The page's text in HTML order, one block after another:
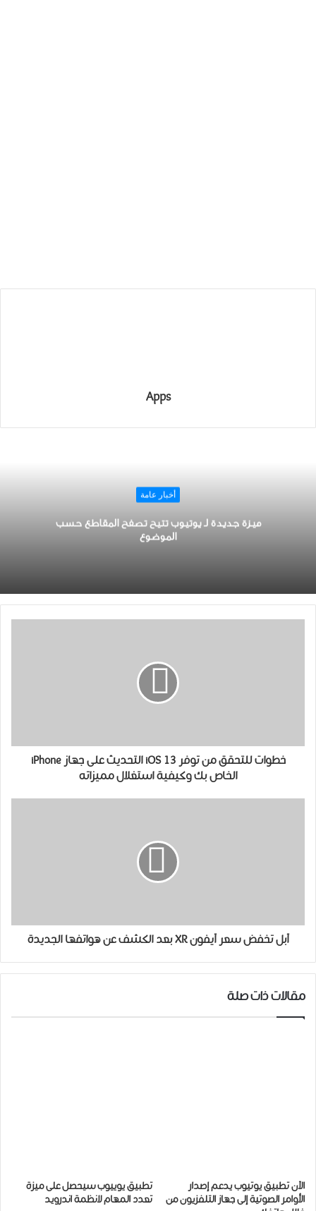
Apps
أخبار عامة
ميزة جديدة لـ ﻳﻮﺗﻴﻮﺏ تتيح ﺗﺼﻔﺢ ﺍﻟﻤﻘﺎﻃﻊ ﺣﺴﺐ
ﺍﻟﻤﻮﺿﻮﻉ
خطوات للتحقق من توفر iOS 13 التحديث على جهاز iPhone
الخاص بك وكيفية استغلال مميزاته
آبل تخفض سعر ﺁﻳﻔﻮﻥ XR بعد الكشف ﻋﻦ ﻫﻮﺍﺗﻔﻬﺎ ﺍﻟﺠﺪﻳﺪﺓ
مقالات ذات صلة
الآن ﺗﻄﺒﻴﻖ ﻳﻮﺗﻴﻮﺏ ﻳﺪﻋﻢ ﺇﺻﺪﺍﺭ
ﺍﻷﻭﺍﻣﺮ ﺍﻟﺼﻮﺗﻴﺔ ﺇﻟﻰ ﺟﻬﺎﺯ ﺍﻟﺘﻠﻔﺰﻳﻮﻥ ﻣﻦ
تطبيق يوييوب سيحصل على ميزة
تعدد المهام لانظمة اندرويد